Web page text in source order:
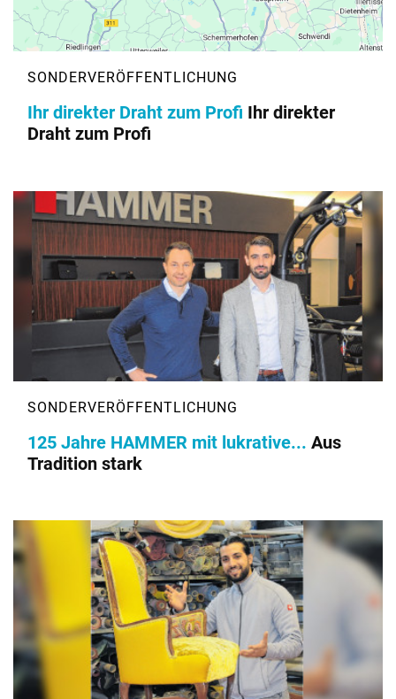
Ihr direkter Draht zum Profi Ihr direkter
Draht zum Profi
125 Jahre HAMMER mit lukrative... Aus
Tradition stark